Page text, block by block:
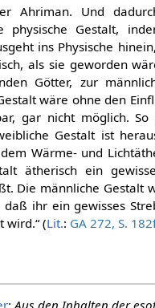
Ahriman. Und
physische Gestalt,
ins Physische
als sie geworden
Götter, zur
wäre ohne den
gar nicht möglich.
Gestalt ist
Wärme- und
ätherisch ein
Die männliche Gestalt
ihr ein gewisses
wird.“ (Lit.: GA 272, S.
:Aus den Inhalten der